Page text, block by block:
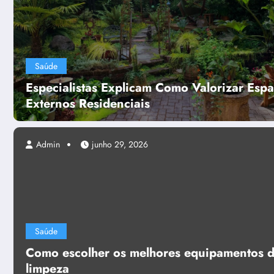
Saúde
Especialistas Explicam Como Valorizar
Externos Residenciais
Saúde
Como escolher os melhores equipamentos
limpeza
Admin junho 29, 2026
(ou de menos)